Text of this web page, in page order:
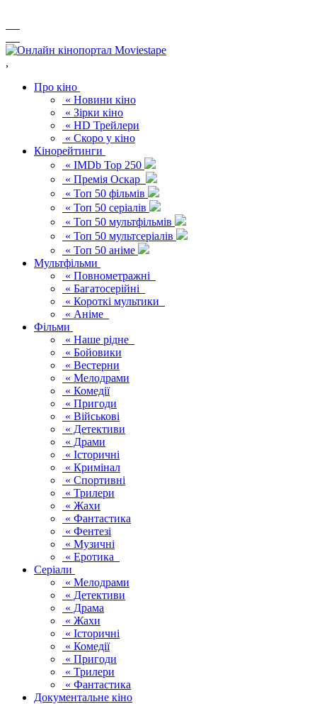
,
Про кіно
« Новини кіно
« Зірки кіно
« HD Трейлери
« Скоро у кіно
Кінорейтинги
« IMDb Top 250
« Премія Оскар
« Топ 50 фільмів
« Топ 50 серіалів
« Топ 50 мультфільмів
« Топ 50 мультсеріалів
« Топ 50 аніме
Мультфільми
« Повнометражні
« Багатосерійні
« Короткі мультики
« Аніме
Фільми
« Наше рідне
« Бойовики
« Вестерни
« Мелодрами
« Комедії
« Пригоди
« Військові
« Детективи
« Драми
« Історичні
« Кримінал
« Спортивні
« Трилери
« Жахи
« Фантастика
« Фентезі
« Музичні
« Еротика
Серіали
« Мелодрами
« Детективи
« Драма
« Жахи
« Історичні
« Комедії
« Пригоди
« Трилери
« Фантастика
Документальне кіно